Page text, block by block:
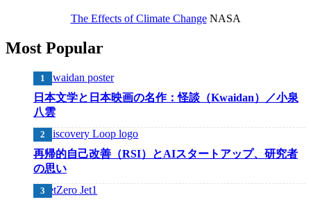
The Effects of Climate ChangeNASA
Most Popular
日本文学と日本映画の名作：怪談（Kwaidan）／小泉
八雲
再帰的自己改善（RSI）とAIスタートアップ、研究者
の思い